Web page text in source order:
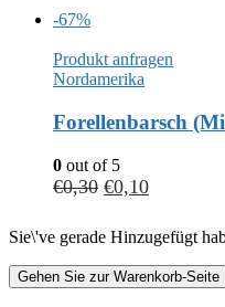
-67%
Produkt anfragen
Nordamerika
Forellenbarsch
0 out of 5
€0,30 €0,10
Sie\'ve gerade Hinzugefügt
Gehen Sie zur Warenkorb-Seite